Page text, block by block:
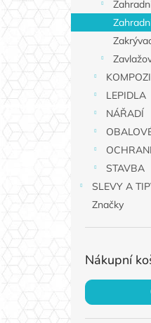
LEPIDLA
NÁŘADÍ
STAVBA
SLEVY A
Značky
Nákupní